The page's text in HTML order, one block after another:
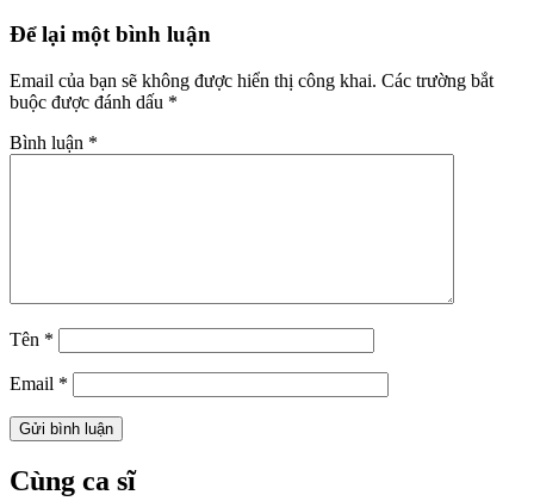
Để lại một bình luận
Email của bạn sẽ không được hiển thị công khai. Các trường bắt
buộc được đánh dấu *
Bình luận *
Tên *
Email *
Cùng ca sĩ